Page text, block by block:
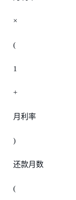
×
(
1
+
月利率
)
还款月数
(